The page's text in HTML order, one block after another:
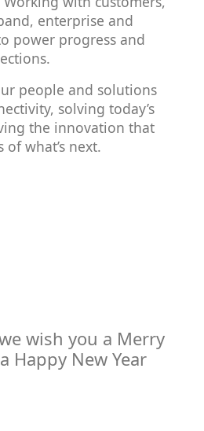
enterprise and
power progress and
people and solutions
solving today’s
the innovation that
what’s next.
wish you a Merry
Happy New Year